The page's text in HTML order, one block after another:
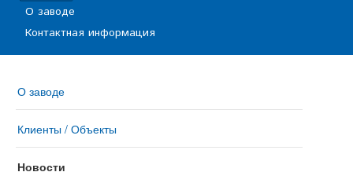
О заводе
Контактная информация
О заводе
Клиенты / Объекты
Новости